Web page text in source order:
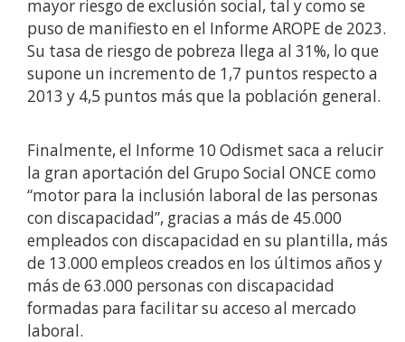
mayor riesgo de exclusión social, tal y como se
puso de manifiesto en el Informe AROPE de 2023.
Su tasa de riesgo de pobreza llega al 31%, lo que
supone un incremento de 1,7 puntos respecto a
2013 y 4,5 puntos más que la población general.
Finalmente, el Informe 10 Odismet saca a relucir
la gran aportación del Grupo Social ONCE como
“motor para la inclusión laboral de las personas
con discapacidad”, gracias a más de 45.000
empleados con discapacidad en su plantilla, más
de 13.000 empleos creados en los últimos años y
más de 63.000 personas con discapacidad
formadas para facilitar su acceso al mercado
laboral.